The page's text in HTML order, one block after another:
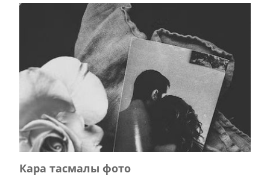
Кара тасмалы фото